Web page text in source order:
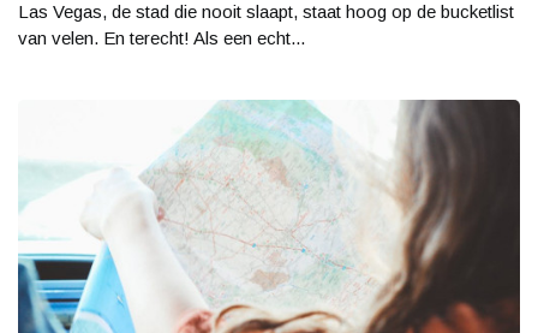
Las Vegas, de stad die nooit slaapt, staat hoog op de bucketlist
van velen. En terecht! Als een echt...